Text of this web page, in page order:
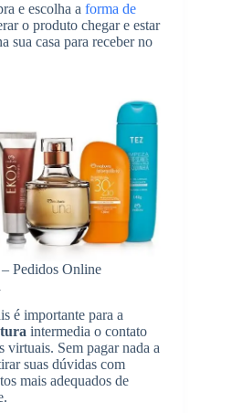
e escolha a forma de
o produto chegar e estar
sua casa para receber no
Pedidos Online
é importante para a
intermedia o contato
virtuais. Sem pagar nada a
suas dúvidas com
mais adequados de